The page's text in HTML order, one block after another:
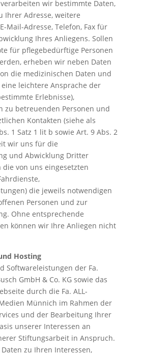
wir bestimmte Daten,
Ihrer Adresse, weitere
Mail-Adresse, Telefon, Fax für
Ihres Anliegens. Sollen
für pflegebedürftige Personen
erheben wir neben Daten
die medizinischen Daten und
leichtere Ansprache der
Erlebnisse),
zu betreuenden Personen und
Kontakten (siehe als
1 Satz 1 lit b sowie Art. 9 Abs. 2
wir uns für die
und Abwicklung Dritter
von uns eingesetzten
die jeweils notwendigen
Personen und zur
Ohne entsprechende
können wir Ihre Anliegen nicht
Hosting
Softwareleistungen der Fa.
GmbH & Co. KG sowie das
durch die Fa. ALL-
Münnich im Rahmen der
und der Bearbeitung Ihrer
unserer Interessen an
Stiftungsarbeit in Anspruch.
zu Ihren Interessen,